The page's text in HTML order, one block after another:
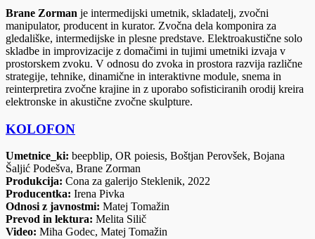
Brane Zorman je intermedijski umetnik, skladatelj, zvočni
manipulator, producent in kurator. Zvočna dela komponira za
gledališke, intermedijske in plesne predstave. Elektroakustične solo
skladbe in improvizacije z domačimi in tujimi umetniki izvaja v
prostorskem zvoku. V odnosu do zvoka in prostora razvija različne
strategije, tehnike, dinamične in interaktivne module, snema in
reinterpretira zvočne krajine in z uporabo sofisticiranih orodij kreira
elektronske in akustične zvočne skulpture.
KOLOFON
Umetnice_ki: beepblip, OR poiesis, Boštjan Perovšek, Bojana
Šaljić Podešva, Brane Zorman
Produkcija: Cona za galerijo Steklenik, 2022
Producentka: Irena Pivka
Odnosi z javnostmi: Matej Tomažin
Prevod in lektura: Melita Silič
Video: Miha Godec, Matej Tomažin